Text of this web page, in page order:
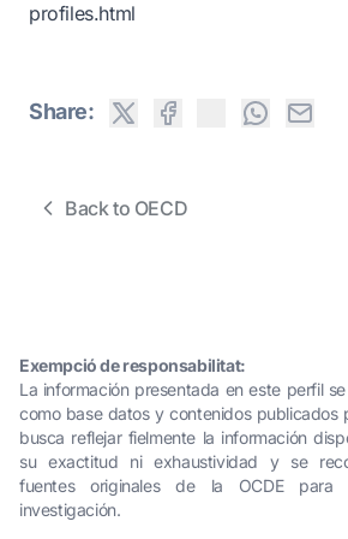
profiles.html
Share:
Back to OECD
Exempció de responsabilitat:
La información presentada en este perfil
como base datos y contenidos publicados
busca reflejar fielmente la información
su exactitud ni exhaustividad y se
fuentes originales de la OCDE
investigación.